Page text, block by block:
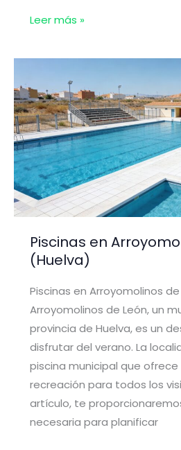
Piscinas
Ayamonte
Leer más »
Piscinas en
(Huelva)
Piscinas en Arroyomolinos
Arroyomolinos de León, un
provincia de Huelva, es un
disfrutar del verano. La
piscina municipal que
recreación para todos los
artículo, te
necesaria para planificar